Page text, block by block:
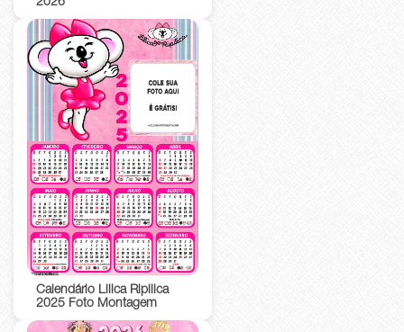
Calendário Lilica Ripilica
2025 Foto Montagem